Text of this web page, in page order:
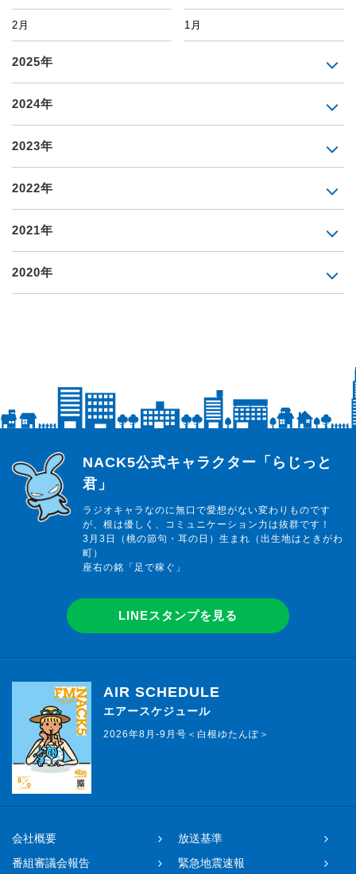
2月 1月
2025年
2024年
2023年
2022年
2021年
2020年
らじっと君
NACK5公式キャラクター「らじっと
君」
ラジオキャラなのに無口で愛想がない変わりものです
が、根は優しく、コミュニケーション力は抜群です！
3月3日（桃の節句・耳の日）生まれ（出生地はときがわ
町）
座右の銘「足で稼ぐ」
LINEスタンプを見る
AIR SCHEDULE
エアースケジュール
2026年8月-9月号＜白根ゆたんぽ＞
会社概要
放送基準
番組審議会報告
緊急地震速報